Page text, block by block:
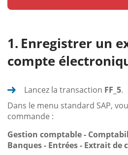
Enregistrer un
compte
Lancez la transaction FF_5.
Dans le menu standard SAP,
commande :
Gestion comptable -
Banques - Entrées - Extrait de